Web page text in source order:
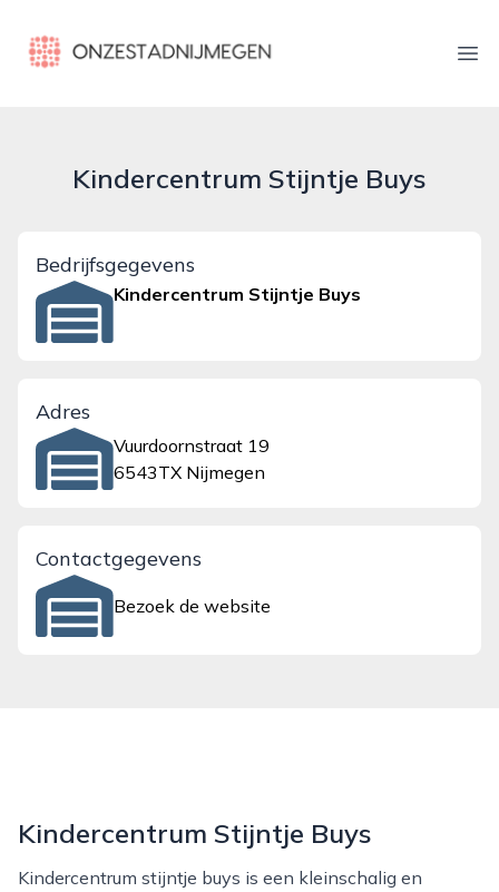
onzestadnijmegen.nl
Kindercentrum Stijntje Buys
Bedrijfsgegevens
Kindercentrum Stijntje Buys
Adres
Vuurdoornstraat 19
6543TX Nijmegen
Contactgegevens
Bezoek de website
Kindercentrum Stijntje Buys
Kindercentrum stijntje buys is een kleinschalig en